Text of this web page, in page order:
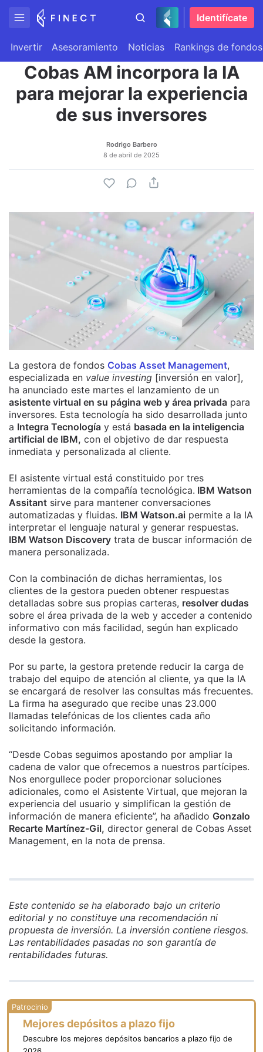
Identifícate
Invertir Asesoramiento Noticias Rankings de fondos
Cobas AM incorpora la IA
para mejorar la experiencia
de sus inversores
Rodrigo Barbero
8 de abril de 2025
La gestora de fondos Cobas Asset Management,
especializada en value investing [inversión en valor],
ha anunciado este martes el lanzamiento de un
asistente virtual en su página web y área privada para
inversores. Esta tecnología ha sido desarrollada junto
a Integra Tecnología y está basada en la inteligencia
artificial de IBM, con el objetivo de dar respuesta
inmediata y personalizada al cliente.
El asistente virtual está constituido por tres
herramientas de la compañía tecnológica. IBM Watson
Assitant sirve para mantener conversaciones
automatizadas y fluidas. IBM Watson.ai permite a la IA
interpretar el lenguaje natural y generar respuestas.
IBM Watson Discovery trata de buscar información de
manera personalizada.
Con la combinación de dichas herramientas, los
clientes de la gestora pueden obtener respuestas
detalladas sobre sus propias carteras, resolver dudas
sobre el área privada de la web y acceder a contenido
informativo con más facilidad, según han explicado
desde la gestora.
Por su parte, la gestora pretende reducir la carga de
trabajo del equipo de atención al cliente, ya que la IA
se encargará de resolver las consultas más frecuentes.
La firma ha asegurado que recibe unas 23.000
llamadas telefónicas de los clientes cada año
solicitando información.
“Desde Cobas seguimos apostando por ampliar la
cadena de valor que ofrecemos a nuestros partícipes.
Nos enorgullece poder proporcionar soluciones
adicionales, como el Asistente Virtual, que mejoran la
experiencia del usuario y simplifican la gestión de
información de manera eficiente”, ha añadido Gonzalo
Recarte Martínez-Gil, director general de Cobas Asset
Management, en la nota de prensa.
Este contenido se ha elaborado bajo un criterio
editorial y no constituye una recomendación ni
propuesta de inversión. La inversión contiene riesgos.
Las rentabilidades pasadas no son garantía de
rentabilidades futuras.
Mejores depósitos a plazo fijo
Descubre los mejores depósitos bancarios a plazo fijo de